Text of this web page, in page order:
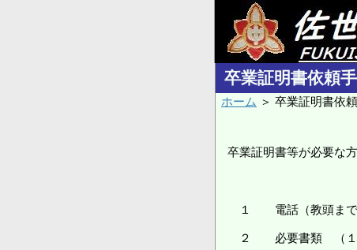
卒業証明書依頼
ホーム ＞ 卒業証明書依
卒業証明書等が必要な
１ 電話（教頭まで）
２ 必要書類 （１